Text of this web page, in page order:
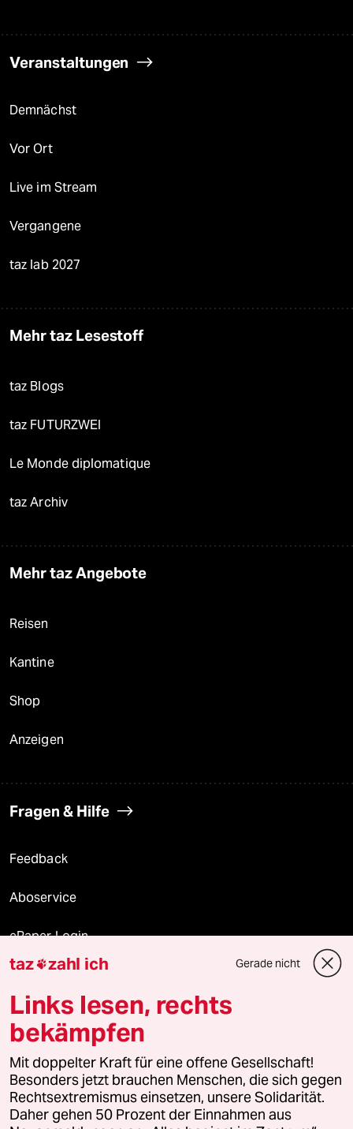
Veranstaltungen
Demnächst
Vor Ort
Live im Stream
Vergangene
taz lab 2027
Mehr taz Lesestoff
taz Blogs
taz FUTURZWEI
Le Monde diplomatique
taz Archiv
Mehr taz Angebote
Reisen
Kantine
Shop
Anzeigen
Fragen & Hilfe
Feedback
Aboservice
ePaper Login
Downloads für Abonnierende
© 2026 taz Verlags und Vertriebs GmbH
Alle Rechte vorbehalten. Bei rechtlichen Fragen oder für Genehmigungen
wenden Sie sich bitte an lizenzen@taz.de
Feedback Redaktionsstatut Kommune-Richtlinien
taz zahl ich Gerade nicht
Links lesen, rechts
bekämpfen
Mit doppelter Kraft für eine offene Gesellschaft!
Besonders jetzt brauchen Menschen, die sich gegen
Rechtsextremismus einsetzen, unsere Solidarität.
Daher gehen 50 Prozent der Einnahmen aus